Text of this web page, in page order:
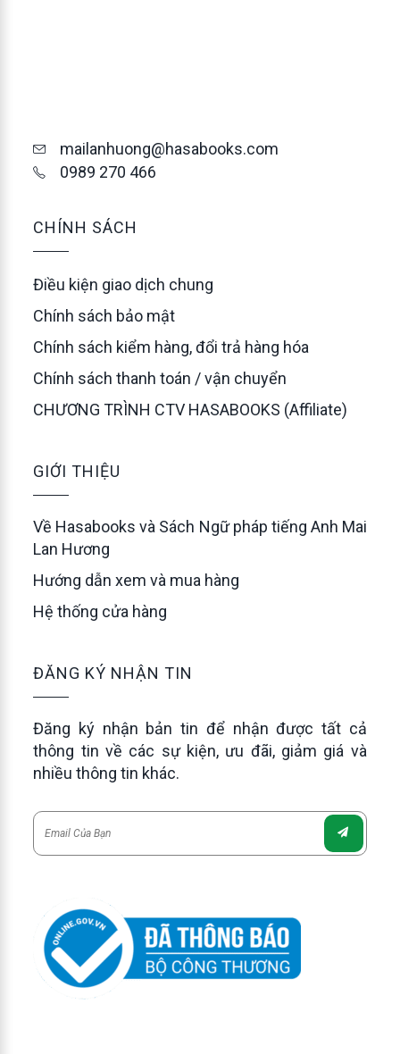
mailanhuong@hasabooks.com
0989 270 466
CHÍNH SÁCH
Điều kiện giao dịch chung
Chính sách bảo mật
Chính sách kiểm hàng, đổi trả hàng hóa
Chính sách thanh toán / vận chuyển
CHƯƠNG TRÌNH CTV HASABOOKS (Affiliate)
GIỚI THIỆU
Về Hasabooks và Sách Ngữ pháp tiếng Anh Mai
Lan Hương
Hướng dẫn xem và mua hàng
Hệ thống cửa hàng
ĐĂNG KÝ NHẬN TIN
Đăng ký nhận bản tin để nhận được tất cả
thông tin về các sự kiện, ưu đãi, giảm giá và
nhiều thông tin khác.